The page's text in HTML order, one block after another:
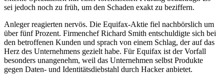
sei jedoch noch zu früh, um den Schaden exakt zu beziffern.
Anleger reagierten nervös. Die Equifax-Aktie fiel nachbörslich um
über fünf Prozent. Firmenchef Richard Smith entschuldigte sich bei
den betroffenen Kunden und sprach von einem Schlag, der auf das
Herz des Unternehmens gezielt habe. Für Equifax ist der Vorfall
besonders unangenehm, weil das Unternehmen selbst Produkte
gegen Daten- und Identitätsdiebstahl durch Hacker anbietet.